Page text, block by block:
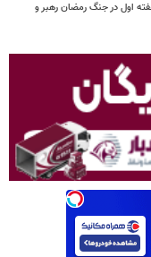
اول در جنگ رمضان رهبر و